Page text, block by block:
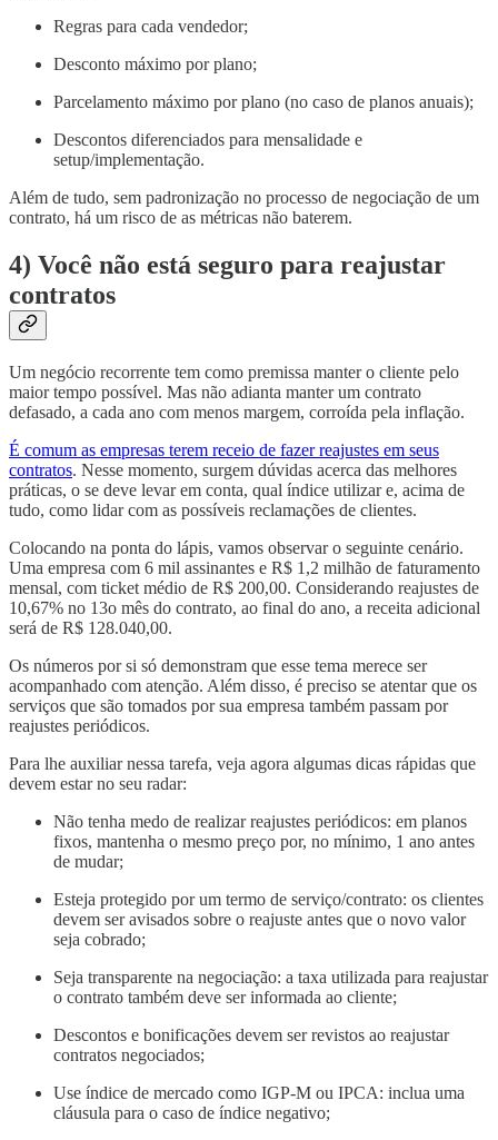
Regras para cada vendedor;
Desconto máximo por plano;
Parcelamento máximo por plano (no caso de planos anuais);
Descontos diferenciados para mensalidade e
setup/implementação.
Além de tudo, sem padronização no processo de negociação de um
contrato, há um risco de as métricas não baterem.
4) Você não está seguro para reajustar
contratos
Um negócio recorrente tem como premissa manter o cliente pelo
maior tempo possível. Mas não adianta manter um contrato
defasado, a cada ano com menos margem, corroída pela inflação.
É comum as empresas terem receio de fazer reajustes em seus
contratos. Nesse momento, surgem dúvidas acerca das melhores
práticas, o se deve levar em conta, qual índice utilizar e, acima de
tudo, como lidar com as possíveis reclamações de clientes.
Colocando na ponta do lápis, vamos observar o seguinte cenário.
Uma empresa com 6 mil assinantes e R$ 1,2 milhão de faturamento
mensal, com ticket médio de R$ 200,00. Considerando reajustes de
10,67% no 13o mês do contrato, ao final do ano, a receita adicional
será de R$ 128.040,00.
Os números por si só demonstram que esse tema merece ser
acompanhado com atenção. Além disso, é preciso se atentar que os
serviços que são tomados por sua empresa também passam por
reajustes periódicos.
Para lhe auxiliar nessa tarefa, veja agora algumas dicas rápidas que
devem estar no seu radar:
Não tenha medo de realizar reajustes periódicos: em planos
fixos, mantenha o mesmo preço por, no mínimo, 1 ano antes
de mudar;
Esteja protegido por um termo de serviço/contrato: os clientes
devem ser avisados sobre o reajuste antes que o novo valor
seja cobrado;
Seja transparente na negociação: a taxa utilizada para reajustar
o contrato também deve ser informada ao cliente;
Descontos e bonificações devem ser revistos ao reajustar
contratos negociados;
Use índice de mercado como IGP-M ou IPCA: inclua uma
cláusula para o caso de índice negativo;